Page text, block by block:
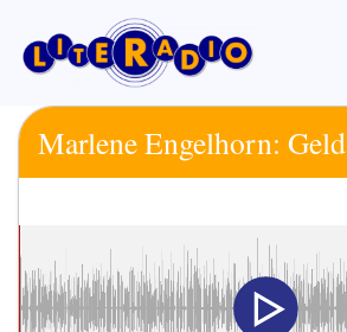
Inhalt
springen
Marlene Engelhorn: Geld